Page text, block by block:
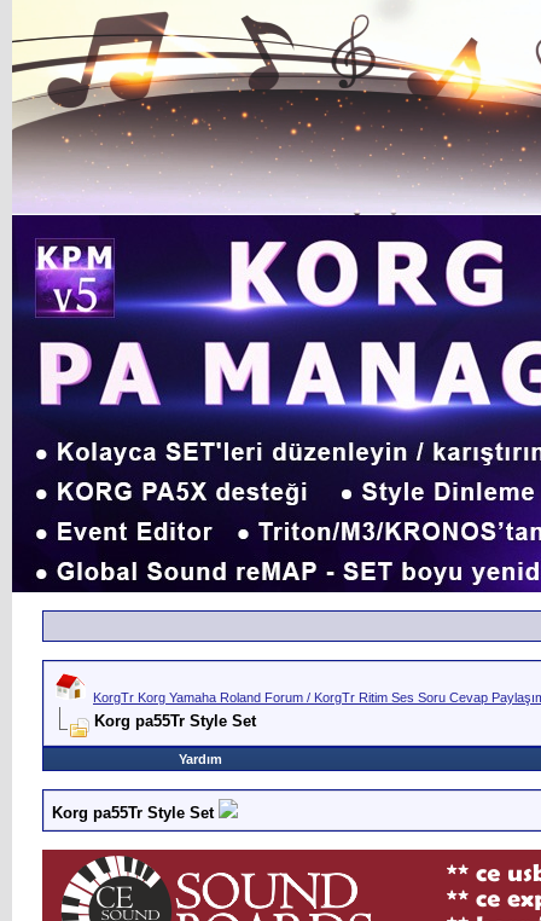
KorgTr Korg Yamaha Roland Forum / KorgTr Ritim Ses Soru Cevap
Korg pa55Tr Style Set
Yardım
Korg pa55Tr Style Set